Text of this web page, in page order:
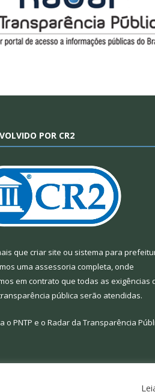
POR CR2
que criar site ou sistema para
uma assessoria completa, onde
em contrato que todas as exigências
pública serão atendidas.
o PNTP e o Radar da Transparência
Acessar